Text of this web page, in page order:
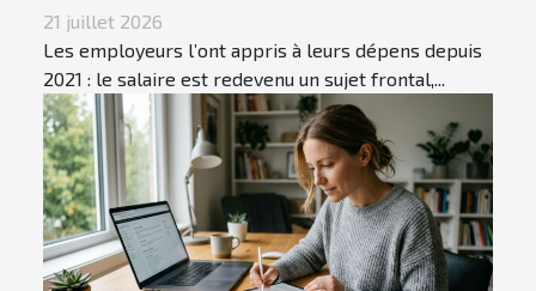
21 juillet 2026
Les employeurs l’ont appris à leurs dépens depuis
2021 : le salaire est redevenu un sujet frontal,...